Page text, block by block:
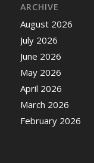
ARCHIVE
August 2026
July 2026
June 2026
May 2026
April 2026
March 2026
February 2026